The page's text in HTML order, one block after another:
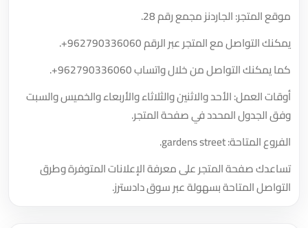
موقع المتجر: الجاردنز مجمع رقم 28.
يمكنك التواصل مع المتجر عبر الرقم+962790336060
.
كما يمكنك التواصل من خلال واتساب+962790336060
.
أوقات العمل: الأحد والاثنين والثلاثاء والأربعاء والخميس والسبت
وفق الجدول المحدد في صفحة المتجر.
الفروع المتاحة: gardens street.
تساعدك صفحة المتجر على معرفة الإعلانات المتوفرة وطرق
التواصل المتاحة بسهولة عبر سوق دادسترز.